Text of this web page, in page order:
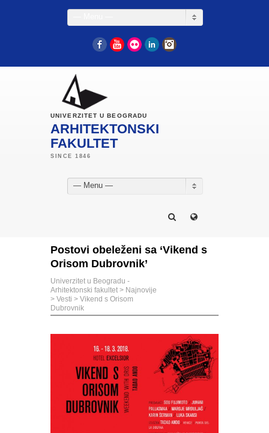
FacebookYouTube
Flickr LinkedIn
UNIVERZITET U BEOGRADU
ARHITEKTONSKI
FAKULTET
— Menu —
Postovi obeleženi sa ‘Vikend s
Orisom Dubrovnik’
Univerzitet u Beogradu -
Arhitektonski fakultet > Najnovije
> Vesti > Vikend s Orisom
Dubrovnik